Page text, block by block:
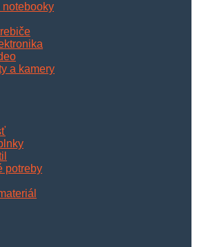
notebooky
a kamery
potreby